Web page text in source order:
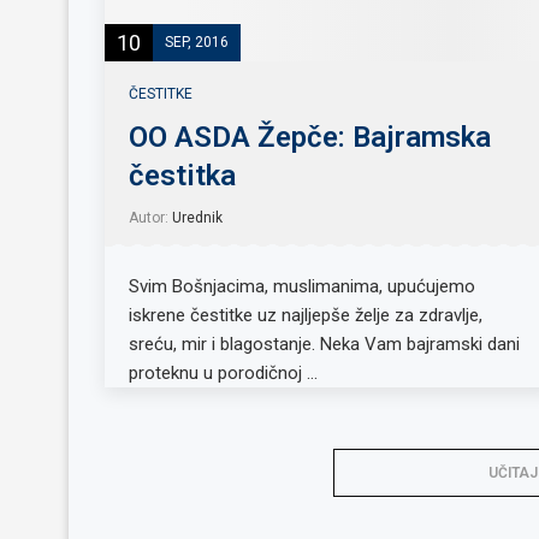
10 SEP, 2016
ČESTITKE
OO ASDA Žepče: Bajramska
čestitka
Autor: Urednik
Svim Bošnjacima, muslimanima, upućujemo
iskrene čestitke uz najljepše želje za zdravlje,
sreću, mir i blagostanje. Neka Vam bajramski dani
proteknu u porodičnoj …